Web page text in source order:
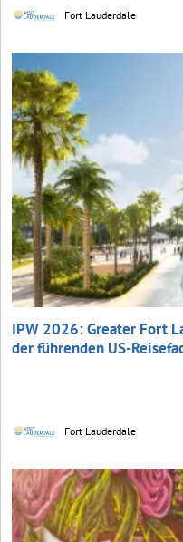
Fort Lauderdale
IPW 2026: Greater Fort
der führenden US-
Fort Lauderdale